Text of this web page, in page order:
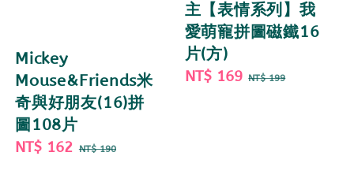
Mickey
Mouse&Friends米
奇與好朋友(16)拼
圖108片
Sale
NT$ 162 Regular
NT$ 190
主【表情系列】我
愛萌寵拼圖磁鐵16
片(方)
Sale
NT$ 169 Regular
NT$ 199